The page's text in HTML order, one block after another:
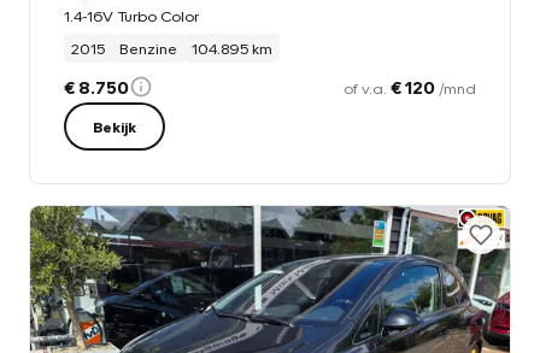
1.4-16V Turbo Color
2015
Benzine 104.895 km
€ 8.750 of v.a. € 120 /mnd
Bekijk